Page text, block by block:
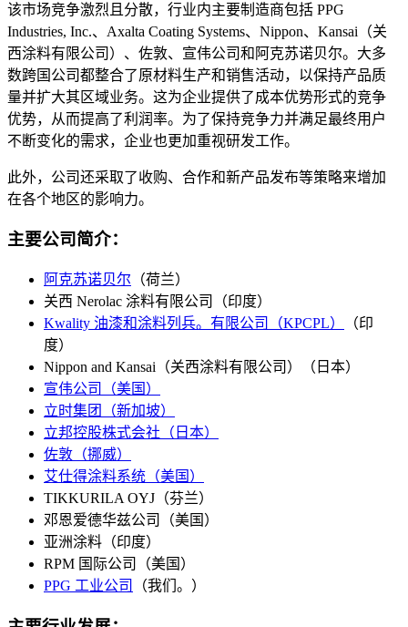
该市场竞争激烈且分散，行业内主要制造商包括 PPG
Industries, Inc.、Axalta Coating Systems、Nippon、Kansai（关
西涂料有限公司）、佐敦、宣伟公司和阿克苏诺贝尔。大多
数跨国公司都整合了原材料生产和销售活动，以保持产品质
量并扩大其区域业务。这为企业提供了成本优势形式的竞争
优势，从而提高了利润率。为了保持竞争力并满足最终用户
不断变化的需求，企业也更加重视研发工作。
此外，公司还采取了收购、合作和新产品发布等策略来增加
在各个地区的影响力。
主要公司简介：
阿克苏诺贝尔 （荷兰）
关西 Nerolac 涂料有限公司（印度）
Kwality 油漆和涂料列兵。有限公司（KPCPL）
（印
度）
Nippon and Kansai（关西涂料有限公司）（日本）
宣伟公司（美国）
立时集团（新加坡）
立邦控股株式会社（日本）
佐敦（挪威）
艾仕得涂料系统（美国）
TIKKURILA OYJ（芬兰）
邓恩爱德华兹公司（美国）
亚洲涂料（印度）
RPM 国际公司（美国）
PPG 工业公司
（我们。）